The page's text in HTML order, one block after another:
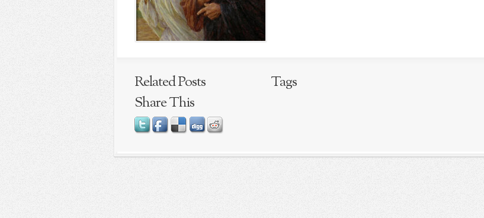
Related Posts
Tags
Share This